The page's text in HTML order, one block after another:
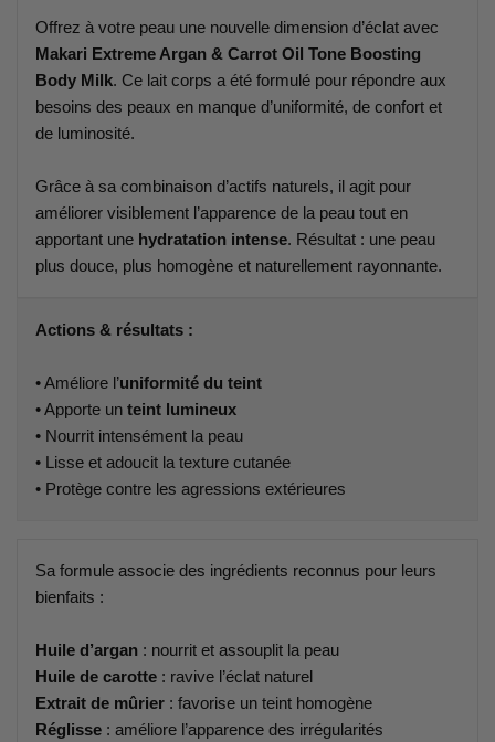
Offrez à votre peau une nouvelle dimension d’éclat avec
Makari Extreme Argan & Carrot Oil Tone Boosting
Body Milk. Ce lait corps a été formulé pour répondre aux
besoins des peaux en manque d’uniformité, de confort et
de luminosité.
Grâce à sa combinaison d’actifs naturels, il agit pour
améliorer visiblement l’apparence de la peau tout en
apportant une hydratation intense. Résultat : une peau
plus douce, plus homogène et naturellement rayonnante.
Actions & résultats :
• Améliore l’uniformité du teint
• Apporte un teint lumineux
• Nourrit intensément la peau
• Lisse et adoucit la texture cutanée
• Protège contre les agressions extérieures
Sa formule associe des ingrédients reconnus pour leurs
bienfaits :
Huile d’argan : nourrit et assouplit la peau
Huile de carotte : ravive l’éclat naturel
Extrait de mûrier : favorise un teint homogène
Réglisse : améliore l’apparence des irrégularités